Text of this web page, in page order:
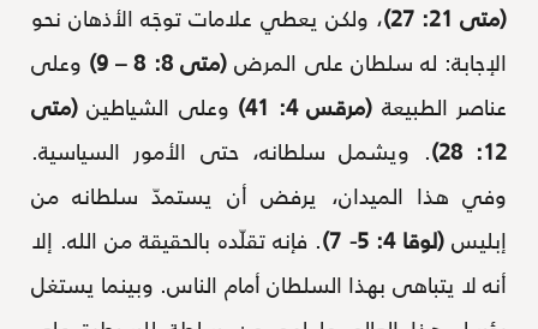
(متى 21: 27)
، ولكن يعطي علامات توجَه الأذهان نحو
الإجابة: له سلطان على المرض(متى 8: 8 – 9)
وعلى
عناصر الطبيعة (مرقس 4: 41) وعلى الشياطين(متى
12: 28)
. ويشمل سلطانه، حتى الأمور السياسية.
وفي هذا الميدان، يرفض أن يستمدّ سلطانه من
إبليس(لوقا 4: 5- 7)
. فإنه تقلّده بالحقيقة من الله. إلا
أنه لا يتباهى بهذا السلطان أمام الناس. وبينما يستغل